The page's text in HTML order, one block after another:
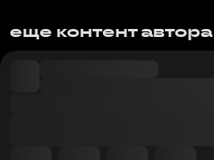
еще контент автора